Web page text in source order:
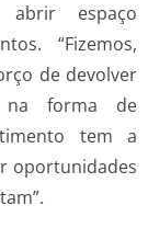
espaço
“Fizemos,
de devolver
na forma de
tem a
oportunidades